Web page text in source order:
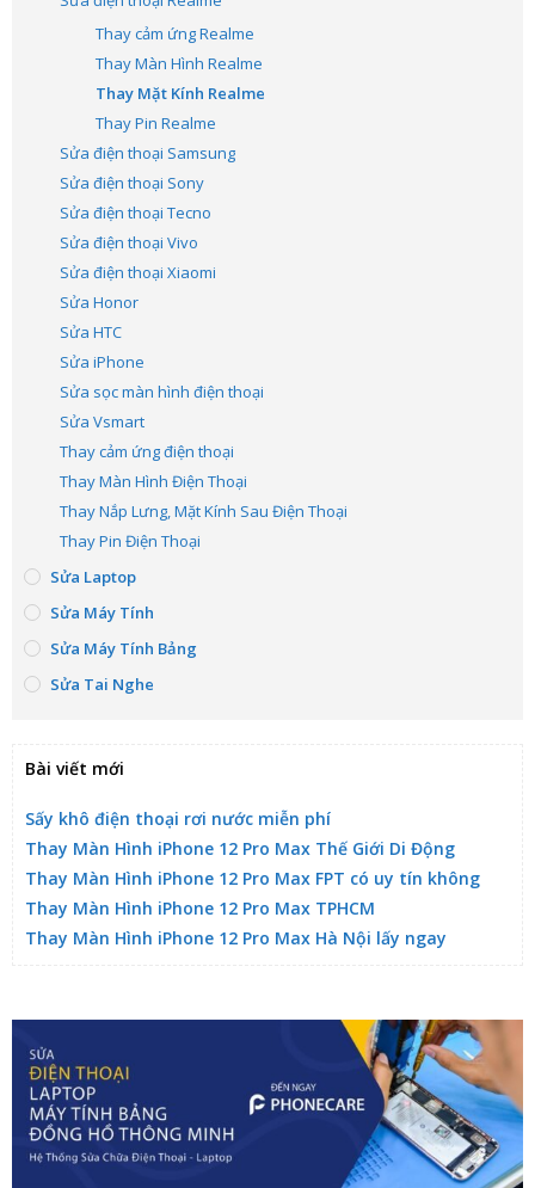
Thay cảm ứng Realme
Thay Màn Hình Realme
Thay Mặt Kính Realme
Thay Pin Realme
Sửa điện thoại Samsung
Sửa điện thoại Sony
Sửa điện thoại Tecno
Sửa điện thoại Vivo
Sửa điện thoại Xiaomi
Sửa Honor
Sửa HTC
Sửa iPhone
Sửa sọc màn hình điện thoại
Sửa Vsmart
Thay cảm ứng điện thoại
Thay Màn Hình Điện Thoại
Thay Nắp Lưng, Mặt Kính Sau Điện Thoại
Thay Pin Điện Thoại
Sửa Laptop
Sửa Máy Tính
Sửa Máy Tính Bảng
Sửa Tai Nghe
Bài viết mới
Sấy khô điện thoại rơi nước miễn phí
Thay Màn Hình iPhone 12 Pro Max Thế Giới Di Động
Thay Màn Hình iPhone 12 Pro Max FPT có uy tín không
Thay Màn Hình iPhone 12 Pro Max TPHCM
Thay Màn Hình iPhone 12 Pro Max Hà Nội lấy ngay